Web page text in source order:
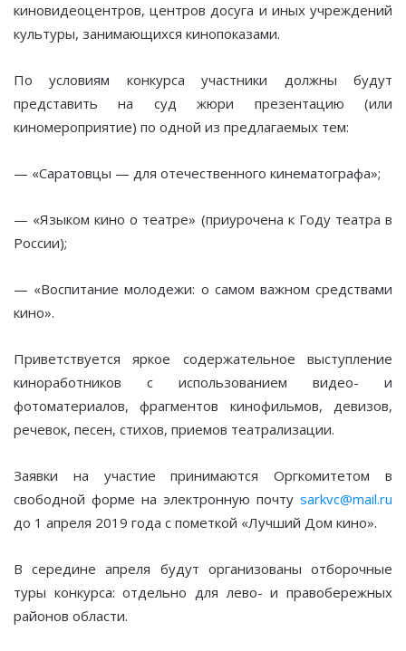
киновидеоцентров, центров досуга и иных учреждений
культуры, занимающихся кинопоказами.
По условиям конкурса участники должны будут
представить на суд жюри презентацию (или
киномероприятие) по одной из предлагаемых тем:
— «Саратовцы — для отечественного кинематографа»;
— «Языком кино о театре» (приурочена к Году театра в
России);
— «Воспитание молодежи: о самом важном средствами
кино».
Приветствуется яркое содержательное выступление
киноработников с использованием видео- и
фотоматериалов, фрагментов кинофильмов, девизов,
речевок, песен, стихов, приемов театрализации.
Заявки на участие принимаются Оргкомитетом в
свободной форме на электронную почту sarkvc@mail.ru
до 1 апреля 2019 года с пометкой «Лучший Дом кино».
В середине апреля будут организованы отборочные
туры конкурса: отдельно для лево- и правобережных
районов области.